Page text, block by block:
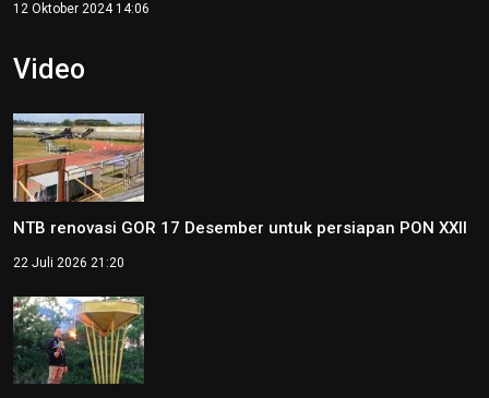
12 Oktober 2024 14:06
Video
NTB renovasi GOR 17 Desember untuk persiapan PON XXII
22 Juli 2026 21:20